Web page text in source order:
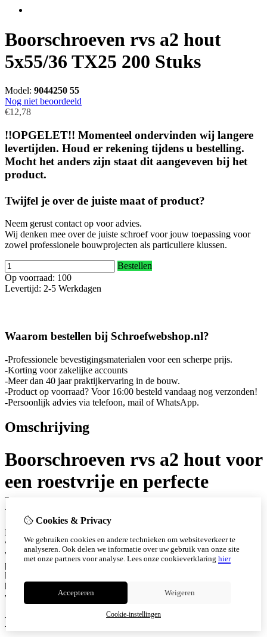
Boorschroeven rvs a2 hout
5x55/36 TX25 200 Stuks
Model: 9044250 55
Nog niet beoordeeld
€12,78
!!OPGELET!! Momenteel ondervinden wij langere
levertijden. Houd er rekening tijdens u bestelling.
Mocht het anders zijn staat dit aangeveven bij het
product.
Twijfel je over de juiste maat of product?
Neem gerust contact op voor advies.
Wij denken mee over de juiste schroef voor jouw toepassing voor
zowel professionele bouwprojecten als particuliere klussen.
Bestellen
Op voorraad: 100
Levertijd: 2-5 Werkdagen
Waarom bestellen bij Schroefwebshop.nl?
-Professionele bevestigingsmaterialen voor een scherpe prijs.
-Korting voor zakelijke accounts
-Meer dan 40 jaar praktijkervaring in de bouw.
-Product op voorraad? Voor 16:00 besteld vandaag nog verzonden!
-Persoonlijk advies via telefoon, mail of WhatsApp.
Omschrijving
Boorschroeven rvs a2 hout voor
een roestvrije en perfecte
houtmontage
De boorschroeven rvs A2 hout van schroefwebshop zijn ontwikkeld
voor een snelle en betrouwbare montage van hout-op-hout
verbindingen en lichte geveltoepassingen. Dankzij meer dan 40 jaar
praktijkervaring in de bouw leveren wij uitsluitend
kwaliteitsschroeven die efficiënt werken en een lange levensduur
hebben, daarbij heeft de schroef een speciale boorpunt die zorgt
voor moeiteloos indraaien.
Kenmerken:
Cookies & Privacy
We gebruiken cookies en andere technieken om websiteverkeer te
analyseren. Ook delen we informatie over uw gebruik van onze site
met onze partners voor analyse. Lees onze cookieverklaring hier
Accepteren Weigeren
Cookie-instellingen